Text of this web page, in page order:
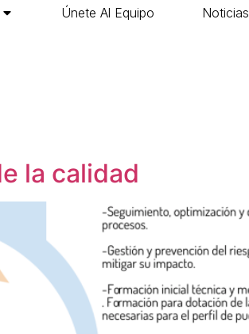
Únete Al Equipo Noticias
la calidad